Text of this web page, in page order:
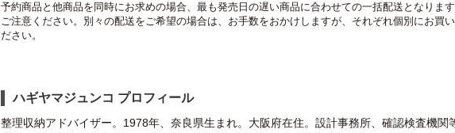
予約商品と他商品を同時にお求めの場合、最も発売日の遅い商品に合わせての一括配送となります
ご注意ください。別々の配送をご希望の場合は、お手数をおかけしますが、それぞれ個別にお買い
ださい。
ハギヤマジュンコ プロフィール
整理収納アドバイザー。1978年、奈良県生まれ。大阪府在住。設計事務所、確認検査機関